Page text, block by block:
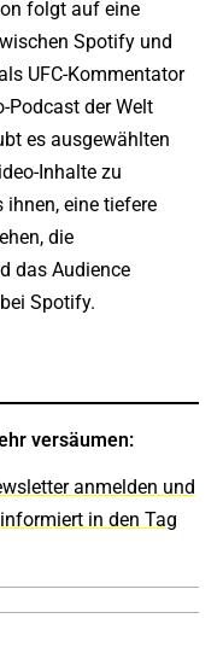
folgt auf eine
Spotify und
UFC-Kommentator
Podcast der Welt
es ausgewählten
Inhalte zu
eine tiefere
die
das Audience
Spotify.
versäumen:
anmelden und
in den Tag